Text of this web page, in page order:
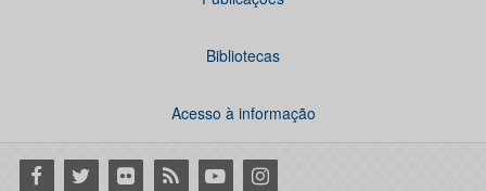
Bibliotecas
Acesso à informação
Facebook
Twitter Flickr RSS YoutubeInstagram